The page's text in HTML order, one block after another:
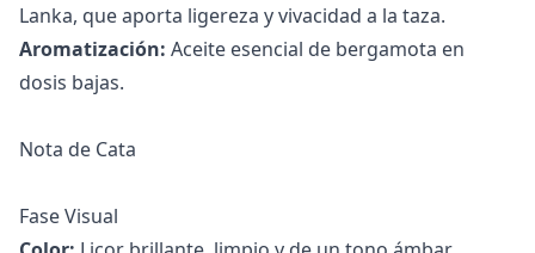
Lanka, que aporta ligereza y vivacidad a la taza.
Aromatización: Aceite esencial de bergamota en
dosis bajas.
Nota de Cata
Fase Visual